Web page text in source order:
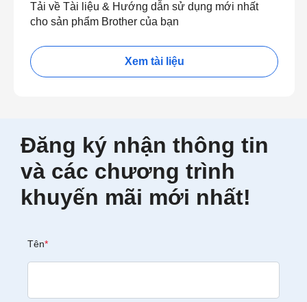
Tải về Tài liệu & Hướng dẫn sử dụng mới nhất
cho sản phẩm Brother của bạn
Xem tài liệu
Đăng ký nhận thông tin
và các chương trình
khuyến mãi mới nhất!
Tên*